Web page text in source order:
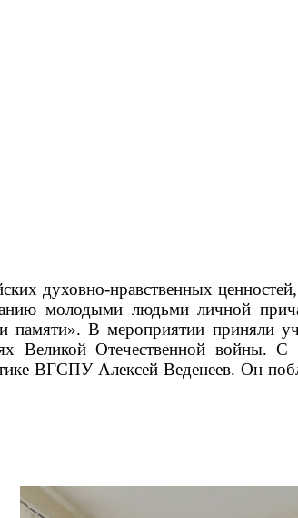
духовно-нравственных
молодыми людьми личной
памяти». В мероприятии
Великой Отечественной войны.
ВГСПУ Алексей Веденеев. Он